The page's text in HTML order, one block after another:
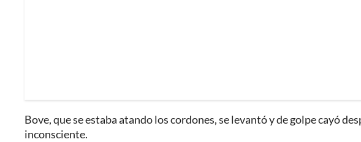
Bove, que se estaba atando los cordones, se levantó y de golpe cayó
inconsciente.